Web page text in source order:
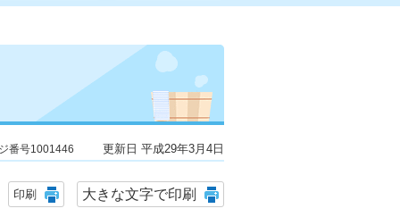
番号1001446 更新日 平成29年3月4日
印刷 大きな文字で印刷